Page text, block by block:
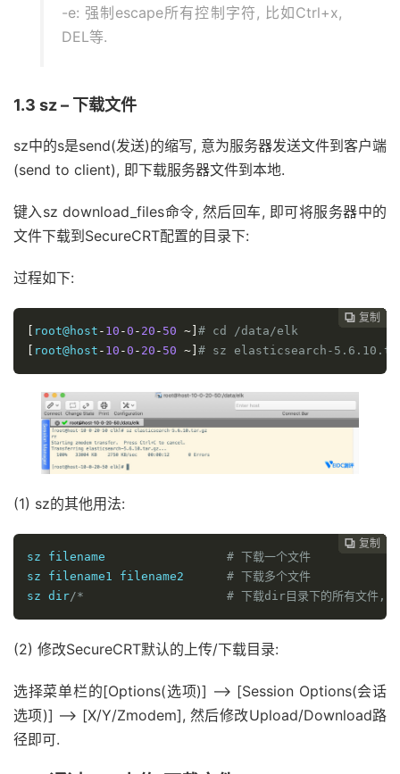
-e: 强制escape所有控制字符, 比如Ctrl+x,
DEL等.
1.3 sz – 下载文件
sz中的s是send(发送)的缩写, 意为服务器发送文件到客户端
(send to client), 即下载服务器文件到本地.
键入sz download_files命令, 然后回车, 即可将服务器中的
文件下载到SecureCRT配置的目录下:
过程如下:
 复制
 复制
 复制
 复制
 复制
 复制
 复制
root@host - 10 -0 - 20 - 50 ~] # cd /data/elk
root@host - 10 -0 - 20 - 50 ~] # sz elasticsearch-
(1) sz的其他用法:
 复制
 复制
 复制
 复制
 复制
 复制
sz filename # 下载一个文件
sz filename1 filename2 # 下载多个文件
sz dir/*                    # 下载dir目录下的所有文件, 不
(2) 修改SecureCRT默认的上传/下载目录:
选择菜单栏的[Options(选项)] –> [Session Options(会话
选项)] –> [X/Y/Zmodem], 然后修改Upload/Download路
径即可.